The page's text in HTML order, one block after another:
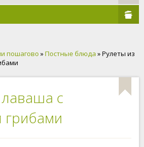
пошагово »Постные блюда » Рулеты из
с
грибами